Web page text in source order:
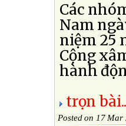
Các
Nam
niệm 25
Cộng
hành
trọn
Posted on 17 Mar